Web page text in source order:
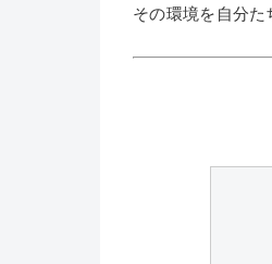
その環境を自分た